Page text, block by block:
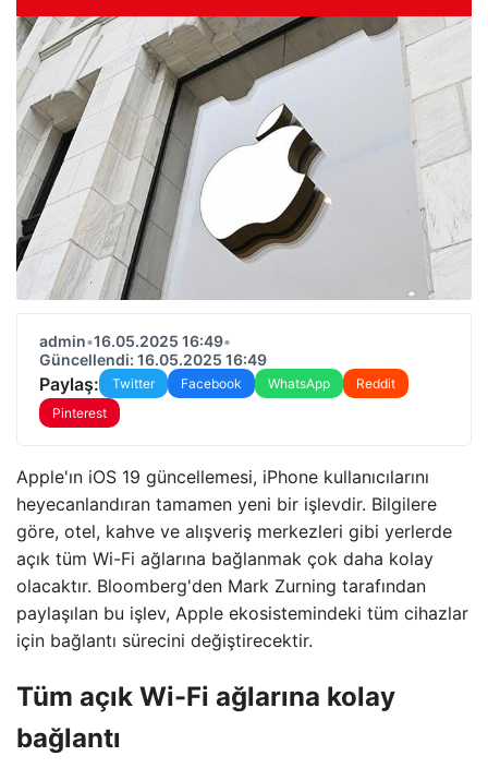
admin•16.05.2025 16:49•
Güncellendi: 16.05.2025 16:49
Paylaş: Twitter Facebook WhatsApp
Reddit
Pinterest
Apple'ın iOS 19 güncellemesi, iPhone kullanıcılarını
heyecanlandıran tamamen yeni bir işlevdir. Bilgilere
göre, otel, kahve ve alışveriş merkezleri gibi yerlerde
açık tüm Wi-Fi ağlarına bağlanmak çok daha kolay
olacaktır. Bloomberg'den Mark Zurning tarafından
paylaşılan bu işlev, Apple ekosistemindeki tüm cihazlar
için bağlantı sürecini değiştirecektir.
Tüm açık Wi-Fi ağlarına kolay
bağlantı